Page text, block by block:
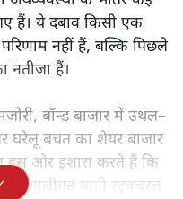
हैं। ये दबाव किसी एक
नहीं हैं, बल्कि पिछले
नतीजा हैं।
बॉन्ड बाजार में उथल–
घरेलू बचत का शेयर बाजार
ओर इशारा करते हैं कि
यानी स्ट्रक्चरल